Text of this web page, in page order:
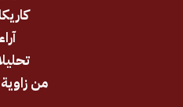
من زاوية أخرى